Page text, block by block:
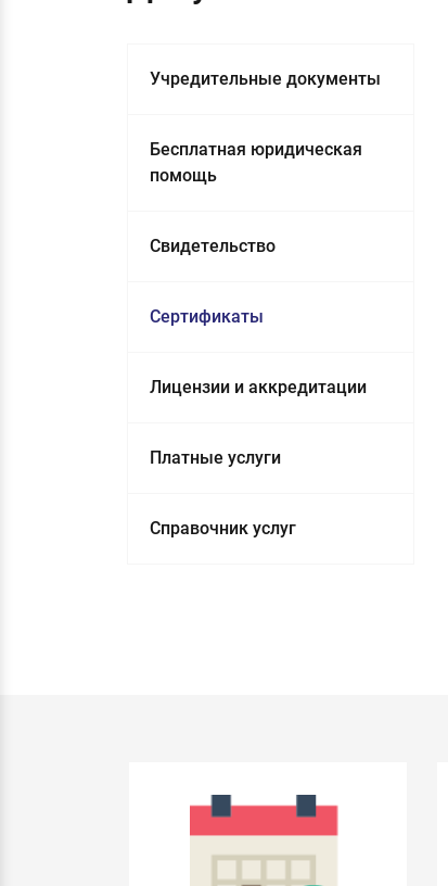
Учредительные документы
Бесплатная юридическая
помощь
Свидетельство
Сертификаты
Лицензии и аккредитации
Платные услуги
Справочник услуг